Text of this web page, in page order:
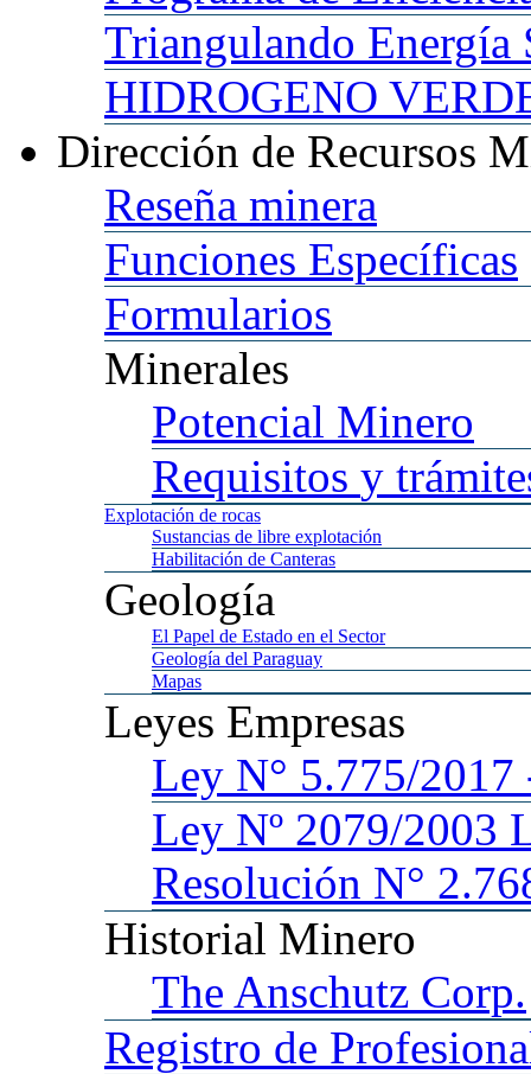
Triangulando Energía
HIDROGENO
Dirección de Recursos
Reseña minera
Funciones Específicas
Formularios
Minerales
Potencial Minero
Requisitos y
Explotación de rocas
Sustancias de libre explotación
Habilitación de Canteras
Geología
El Papel de Estado en el Sector
Geología del Paraguay
Mapas
Leyes Empresas
Ley N° 5.775/
Ley Nº 2079/2003
Resolución N°
Historial Minero
The Anschutz Corp.
Registro de